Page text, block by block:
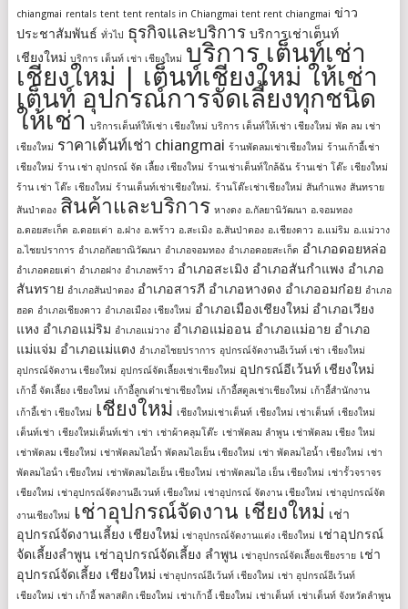
chiangmai rentals tent tent rentals in Chiangmai tent rent chiangmai ข่าว
ประชาสัมพันธ์ ทั่วไป ธุรกิจและบริการ บริการเช่าเต็นท์
เชียงใหม่ บริการ เต็นท์ เช่า เชียงใหม่ บริการ เต็นท์เช่า
เชียงใหม่ | เต็นท์เชียงใหม่ ให้เช่า
เต็นท์ อุปกรณ์การจัดเลี้ยงทุกชนิด
ให้เช่า บริการเต็นท์ให้เช่า เชียงใหม่ บริการ เต็นท์ให้เช่า เชียงใหม่ พัด ลม เช่า
เชียงใหม่ ราคาเต้นท์เช่า chiangmai ร้านพัดลมเช่าเชียงใหม่ ร้านเก้าอี้เช่า
เชียงใหม่ ร้าน เช่า อุปกรณ์ จัด เลี้ยง เชียงใหม่ ร้านเช่าเต็นท์ใกล้ฉัน ร้านเช่า โต๊ะ เชียงใหม่
ร้าน เช่า โต๊ะ เชียงใหม่ ร้านเต็นท์เช่าเชียงใหม่. ร้านโต๊ะเช่าเชียงใหม่ สันกำแพง สันทราย
สันป่าตอง สินค้าและบริการ หางดง อ.กัลยานิวัฒนา อ.จอมทอง
อ.ดอยสะเก็ด อ.ดอยเต่า อ.ฝาง อ.พร้าว อ.สะเมิง อ.สันป่าตอง อ.เชียงดาว อ.แม่ริม อ.แม่วาง
อ.ไชยปราการ อำเภอกัลยาณิวัฒนา อำเภอจอมทอง อำเภอดอยสะเก็ด อำเภอดอยหล่อ
อำเภอดอยเต่า อำเภอฝาง อำเภอพร้าว อำเภอสะเมิง อำเภอสันกำแพง อำเภอ
สันทราย อำเภอสันป่าตอง อำเภอสารภี อำเภอหางดง อำเภออมก๋อย อำเภอ
ฮอด อำเภอเชียงดาว อำเภอเมือง เชียงใหม่ อำเภอเมืองเชียงใหม่ อำเภอเวียง
แหง อำเภอแม่ริม อำเภอแม่วาง อำเภอแม่ออน อำเภอแม่อาย อำเภอ
แม่แจ่ม อำเภอแม่แตง อำเภอไชยปราการ อุปกรณ์จัดงานอีเว้นท์ เช่า เชียงใหม่
อุปกรณ์จัดงาน เชียงใหม่ อุปกรณ์จัดเลี้ยงเช่าเชียงใหม่ อุปกรณ์อีเว้นท์ เชียงใหม่
เก้าอี้ จัดเลี้ยง เชียงใหม่ เก้าอี้ลูกเต๋าเช่าเชียงใหม่ เก้าอี้สตูลเช่าเชียงใหม่ เก้าอี้สํานักงาน
เก้าอี้เช่า เชียงใหม่ เชียงใหม่ เชียงใหม่เช่าเต็นท์ เชียงใหม่ เช่าเต็นท์ เชียงใหม่
เต็นท์เช่า เชียงใหม่เต็นท์เช่า เช่า เช่าผ้าคลุมโต๊ะ เช่าพัดลม ลำพูน เช่าพัดลม เชียง ใหม่
เช่าพัดลม เชียงใหม่ เช่าพัดลมไอน้ำ พัดลมไอเย็น เชียงใหม่ เช่า พัดลมไอน้ำ เชียงใหม่ เช่า
พัดลมไอน้ํา เชียงใหม่ เช่าพัดลมไอเย็น เชียงใหม่ เช่าพัดลมไอ เย็น เชียงใหม่ เช่ารั้วจราจร
เชียงใหม่ เช่าอุปกรณ์จัดงานอีเวนท์ เชียงใหม่ เช่าอุปกรณ์ จัดงาน เชียงใหม่ เช่าอุปกรณ์จัด
งานเชียงใหม่ เช่าอุปกรณ์จัดงาน เชียงใหม่ เช่า
อุปกรณ์จัดงานเลี้ยง เชียงใหม่ เช่าอุปกรณ์จัดงานแต่ง เชียงใหม่ เช่าอุปกรณ์
จัดเลี้ยงลําพูน เช่าอุปกรณ์จัดเลี้ยง ลําพูน เช่าอุปกรณ์จัดเลี้ยงเชียงราย เช่า
อุปกรณ์จัดเลี้ยง เชียงใหม่ เช่าอุปกรณ์อีเว้นท์ เชียงใหม่ เช่า อุปกรณ์อีเว้นท์
เชียงใหม่ เช่า เก้าอี้ พลาสติก เชียงใหม่ เช่าเก้าอี้ เชียงใหม่ เช่าเต็นท์ เช่าเต็นท์ จังหวัดลำพูน